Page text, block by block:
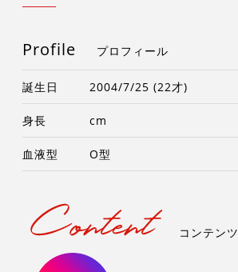
Profile プロフィール
誕生日 2004/7/25 (22才)
身長 cm
血液型 O型
コンテンツ